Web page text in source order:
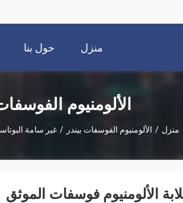
منزل حول بنا
الألومنيوم
منزل / الألومنيوم الفوسفات بيندر / غير سامة
الألومنيوم فوسفات الموثق